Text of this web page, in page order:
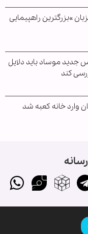
»بزرگترین راهپیمایی
موساد باید دلایل
کند
وارد خانه کعبه شد